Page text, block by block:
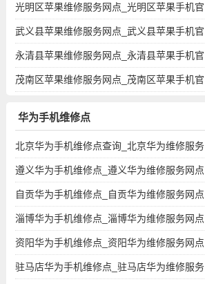
机授权维修中心地址电话
光明区苹果维修服务网点_光明区苹果手机官
方授权售后维修中心地址电话
武义县苹果维修服务网点_武义县苹果手机官
方授权售后维修中心地址电话
永清县苹果维修服务网点_永清县苹果手机官
方授权售后维修中心地址电话
茂南区苹果维修服务网点_茂南区苹果手机官
华为手机维修点
北京华为手机维修点查询_北京华为维修服务
官方网点地址查询
遵义华为手机维修点_遵义华为维修服务网点
地址查询
自贡华为手机维修点_自贡华为维修服务网点
地址查询
淄博华为手机维修点_淄博华为维修服务网点
地址查询
资阳华为手机维修点_资阳华为维修服务网点
地址查询
驻马店华为手机维修点_驻马店华为维修服务